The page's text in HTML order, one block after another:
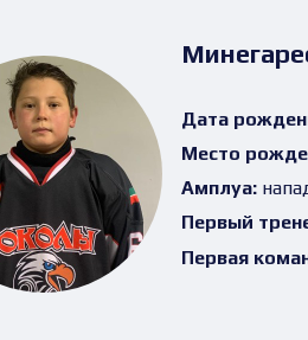
Дата
Место
Амплуа:
Первый
Первая